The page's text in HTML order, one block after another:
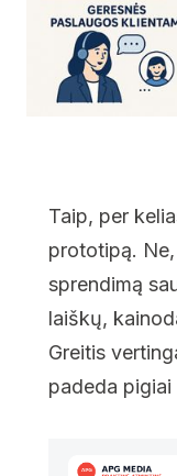
Taip, per
prototipą.
sprendimą
laiškų,
Greitis
padeda